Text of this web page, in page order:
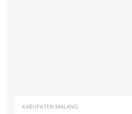
KABUPATEN MALANG